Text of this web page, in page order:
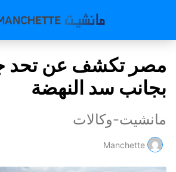
مصر تكشف عن تحد
بجانب سد النهضة
مانشيت-وكالات
Manchette